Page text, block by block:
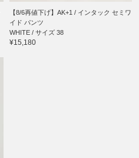
【8/6再値下げ】AK+1 / インタック セミワ
イド パンツ
WHITE / サイズ 38
¥15,180